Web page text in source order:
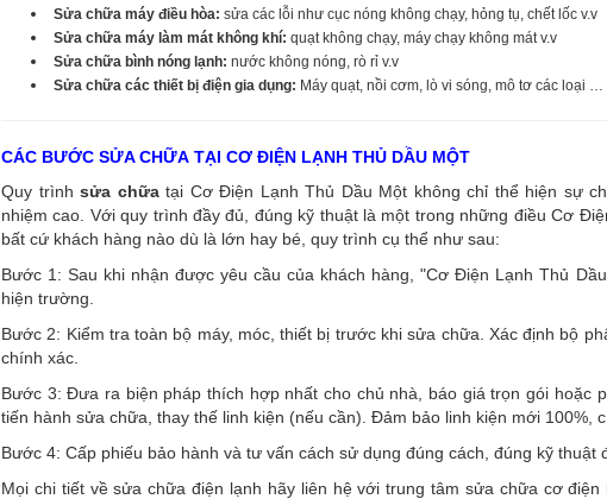
Sửa chữa máy điều hòa: sửa các lỗi như cục nóng không chạy, hỏng tụ, chết lốc v.v
Sửa chữa máy làm mát không khí: quạt không chạy, máy chạy không mát v.v
Sửa chữa bình nóng lạnh: nước không nóng, rò rỉ v.v
Sửa chữa các thiết bị điện gia dụng: Máy quạt, nồi cơm, lò vi sóng, mô tơ các loại …
CÁC BƯỚC SỬA CHỮA TẠI CƠ ĐIỆN LẠNH THỦ DẦU MỘT
Quy trình sửa chữa tại Cơ Điện Lạnh Thủ Dầu Một không chỉ thể hiện sự
nhiệm cao. Với quy trình đầy đủ, đúng kỹ thuật là một trong những điều Cơ
bất cứ khách hàng nào dù là lớn hay bé, quy trình cụ thể như sau:
Bước 1: Sau khi nhận được yêu cầu của khách hàng, "Cơ Điện Lạnh Thủ
hiện trường.
Bước 2: Kiểm tra toàn bộ máy, móc, thiết bị trước khi sửa chữa. Xác định bộ
chính xác.
Bước 3: Đưa ra biện pháp thích hợp nhất cho chủ nhà, báo giá trọn gói hoặc
tiến hành sửa chữa, thay thế linh kiện (nếu cần). Đảm bảo linh kiện mới 100%,
Bước 4: Cấp phiếu bảo hành và tư vấn cách sử dụng đúng cách, đúng kỹ thuật
Mọi chi tiết về sửa chữa điện lạnh hãy liên hệ với trung tâm sửa chữa cơ